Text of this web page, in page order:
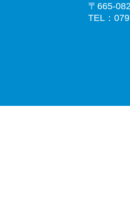
〒665-
TEL：